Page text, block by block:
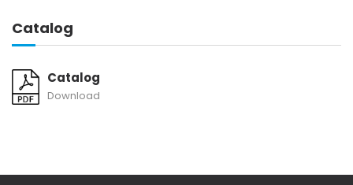
Catalog
Catalog
Download